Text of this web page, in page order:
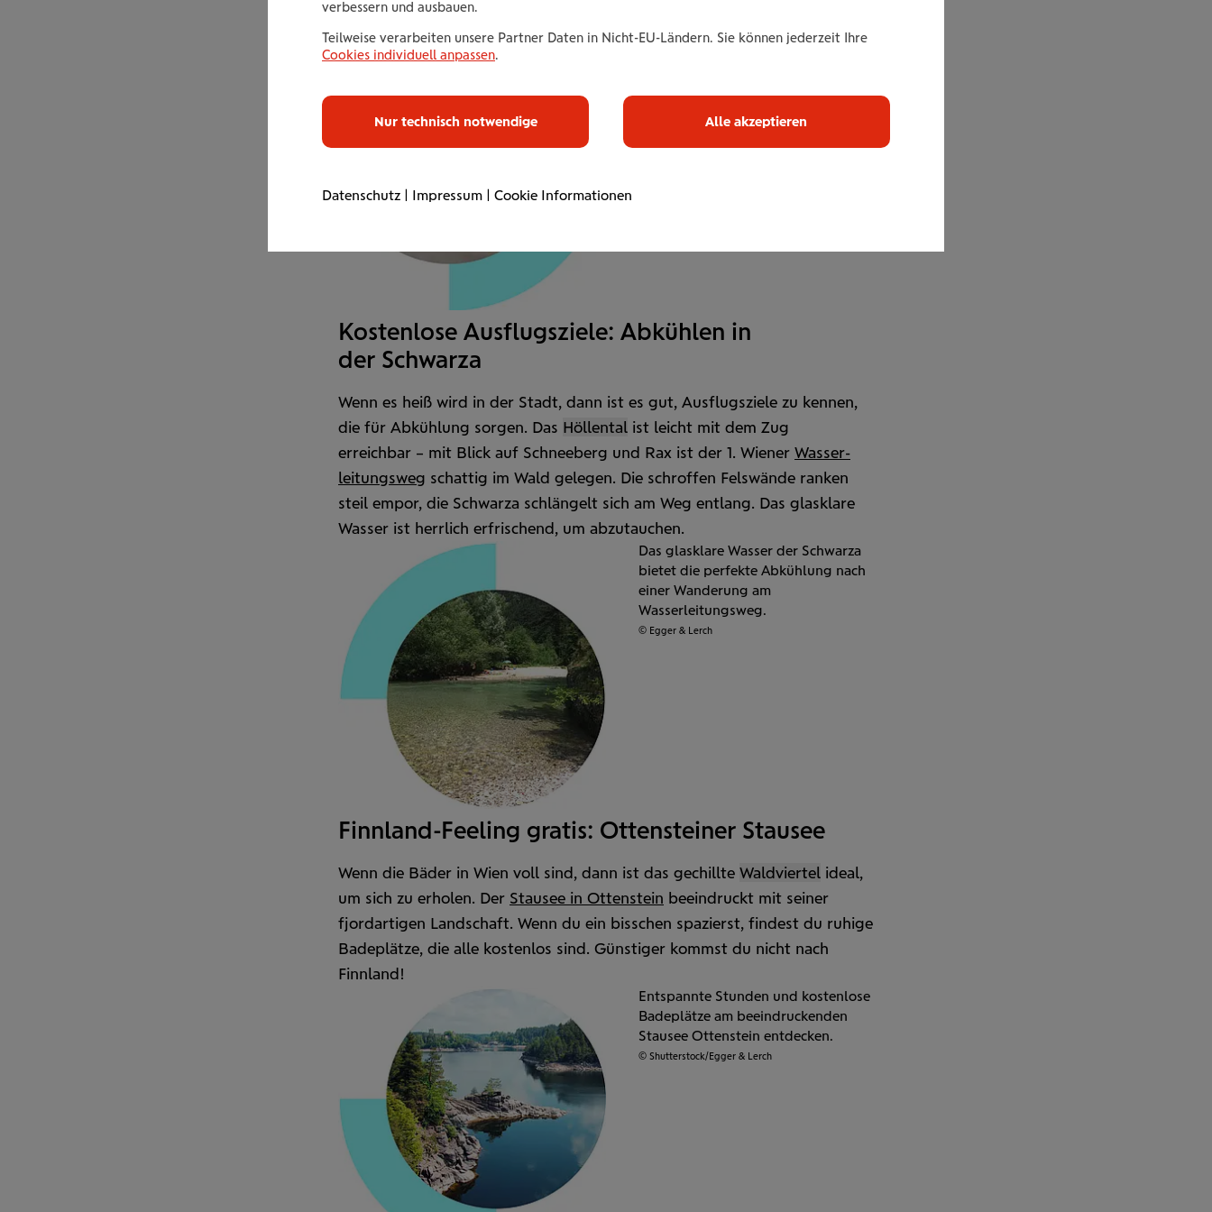
oder imGrazerStadtpark
an Mädchen und Frauen.
Prater – Bewegung gibt es zum
Kostenlose Ausflugsziele: Abkühlen in
der Schwarza
Wenn es heiß wird in der Stadt, dann ist es gut, Ausflugs­ziele zu kennen,
die für Abkühlung sorgen. Das Höllen­tal ist leicht mit dem Zug
erreichbar – mit Blick auf Schnee­berg und Rax ist der 1. Wiener Wasser­
leitungs­weg schattig im Wald gelegen. Die schroffen Felswände ranken
steil empor, die Schwarza schlängelt sich am Weg entlang. Das glasklare
Wasser ist herrlich erfrischend, um abzutauchen.
Das glasklare Wasser der Schwarza
bietet die perfekte Abkühlung nach
einer Wanderung am
Wasserleitungsweg.
© Egger & Lerch
Finnland-Feeling gratis: Ottensteiner Stausee
Wenn die Bäder in Wien voll sind, dann ist das gechillte Wald­viertel ideal,
um sich zu erholen. Der Stausee in Otten­stein beeindruckt mit seiner
fjordartigen Land­schaft. Wenn du ein bisschen spazierst, findest du ruhige
Bade­plätze, die alle kostenlos sind. Günstiger kommst du nicht nach
Finnland!
Entspannte Stunden und kostenlose
Badeplätze am beeindruckenden
Stausee Ottenstein entdecken.
© Shutterstock/Egger & Lerch
verbessern und ausbauen.
Teilweise verarbeiten unsere Partner Daten in Nicht-EU-Ländern. Sie können jederzeit Ihre
Cookies individuell anpassen.
Nur technisch notwendige Alle akzeptieren
Datenschutz | Impressum | Cookie Informationen